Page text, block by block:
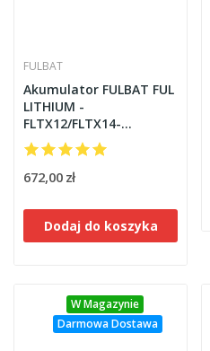
FULBAT
Akumulator FULBAT FUL
LITHIUM -
FLTX12/FLTX14-
FLTZ12S/FLTZ14S /
LTX12/LTX14-
LTZ12S/LTZ14S (Litowo-
672,00 zł
Dodaj do koszyka
W Magazynie
Darmowa Dostawa